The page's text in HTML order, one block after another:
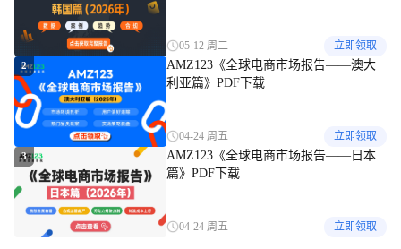
05-12 周二 立即领取
2
AMZ123《全球电商市场报告——澳大
利亚篇》PDF下载
04-24 周五 立即领取
3
AMZ123《全球电商市场报告——日本
篇》PDF下载
04-24 周五 立即领取